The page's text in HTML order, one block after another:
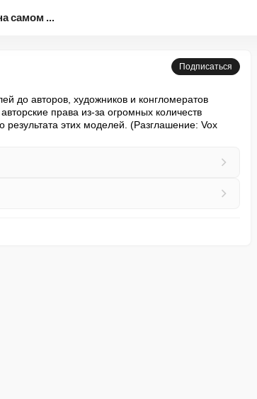
самом ...
Подписаться
до авторов, художников и конгломератов
права из-за огромных количеств
этих моделей. (Разглашение: Vox